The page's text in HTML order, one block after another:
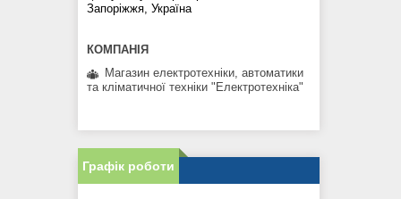
Запоріжжя, Україна
Магазин електротехніки, автоматики
та кліматичної техніки "Електротехніка"
Графік роботи